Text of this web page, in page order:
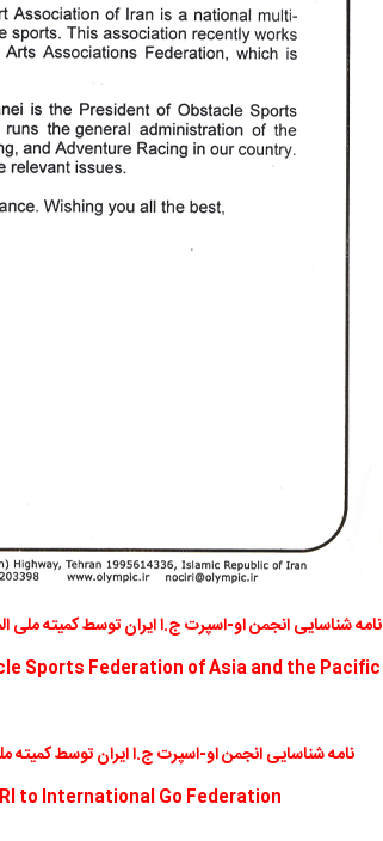
نامه شناسایی انجمن او-اسپرت ج.ا ایران توسط کمیته ملی
Sports Federation of Asia and the Pacific
نامه شناسایی انجمن او-اسپرت ج.ا ایران توسط کمیته
to International Go Federation